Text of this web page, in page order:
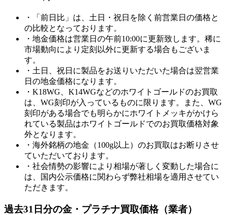
・「前日比」は、土日・祝日を除く前営業日の価格と
の比較となっております。
・地金価格は営業日の午前10:00に更新致します。稀に
市場動向により定刻以外に更新する場合もございま
す。
・土日、祝日に製品をお送りいただいた場合は翌営業
日の地金価格になります。
・K18WG、K14WGなどのホワイトゴールドのお買取
は、WG刻印が入っているものに限ります。また、WG
刻印がある場合でも明らかにホワイトメッキがかけら
れている製品はホワイトゴールドでのお買取価格対象
外となります。
・海外銘柄の地金（100g以上）のお買取はお断りさせ
ていただいております。
・社会情勢の影響により相場が著しく変動した場合に
は、国内公示価格に関わらず弊社相場を適用させてい
ただきます。
過去31日分の金・プラチナ買取価格（業者）